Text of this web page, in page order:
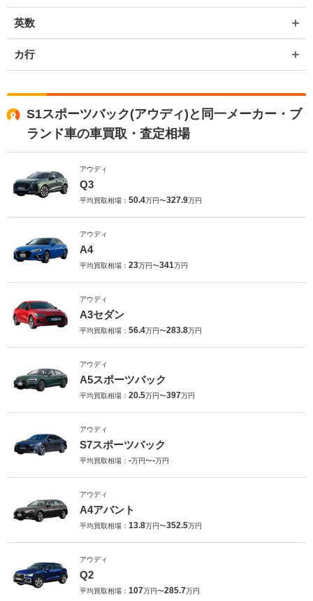
英数
カ行
S1スポーツバック(アウディ)と同一メーカー・ブ
ランド車の車買取・査定相場
アウディ
Q3
平均買取相場： 50.4万円〜327.9万円
アウディ
A4
平均買取相場： 23万円〜341万円
アウディ
A3セダン
平均買取相場： 56.4万円〜283.8万円
アウディ
A5スポーツバック
平均買取相場： 20.5万円〜397万円
アウディ
S7スポーツバック
平均買取相場： -万円〜-万円
アウディ
A4アバント
平均買取相場： 13.8万円〜352.5万円
アウディ
Q2
平均買取相場： 107万円〜285.7万円